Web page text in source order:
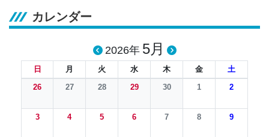
カレンダー
2026年 5月
日 月 火 水 木 金
土
26
27 28 29 30 1 2
3 4 5 6 7 8 9